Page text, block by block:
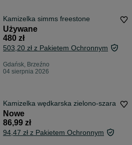
Kamizelka simms freestone
Używane
480 zł
503,20 zł z Pakietem Ochronnym
Gdańsk, Brzeźno
04 sierpnia 2026
Kamizelka wędkarska zielono-szara
Nowe
86,99 zł
94,47 zł z Pakietem Ochronnym